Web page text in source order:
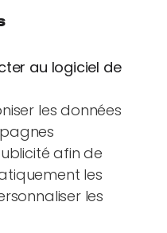
au logiciel de
les données
afin de
les
les